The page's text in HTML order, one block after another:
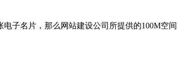
子名片，那么网站建设公司所提供的100M空间